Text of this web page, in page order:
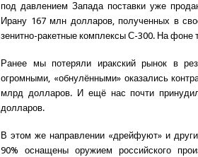
под давлением Запада поставки уже
Ирану 167 млн долларов, полученных в
зенитно-ракетные комплексы С-300. На фоне
Ранее мы потеряли иракский рынок в
огромными, «обнулёнными» оказались
млрд долларов. И ещё нас почти
долларов.
В этом же направлении «дрейфуют» и
90% оснащены оружием российского